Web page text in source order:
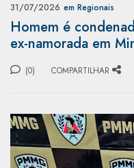
31/07/2026 em Regionais
Homem é
ex-namorada em
(0) COMPARTILHAR